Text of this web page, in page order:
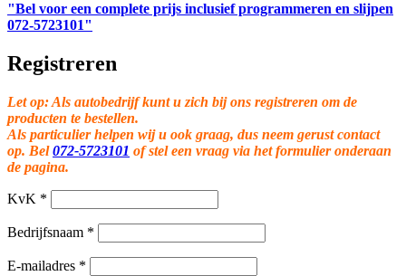
"Bel voor een complete prijs inclusief programmeren en slijpen
072-5723101"
Registreren
Let op: Als autobedrijf kunt u zich bij ons registreren om de
producten te bestellen.
Als particulier helpen wij u ook graag, dus neem gerust contact
op. Bel072-5723101 of stel een vraag via het formulier onderaan
de pagina.
KvK *
Bedrijfsnaam *
E-mailadres *